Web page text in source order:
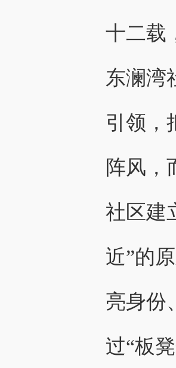
十二载
东澜湾
引领，
阵风，
社区建
近”的
亮身份
过“板